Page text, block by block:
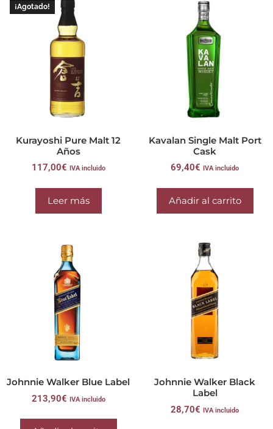
¡Agotado!
Kurayoshi Pure Malt 12
Años
117,00€ IVA incluido
Leer más
Kavalan Single Malt Port
Cask
69,40€ IVA incluido
Añadir al carrito
Johnnie Walker Blue Label
213,90€ IVA incluido
Johnnie Walker Black
Label
28,70€ IVA incluido